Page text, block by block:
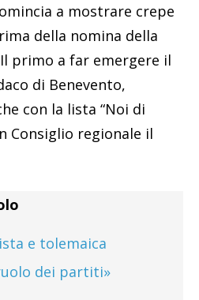
a mostrare crepe
della nomina della
primo a far emergere il
di Benevento,
con la lista “Noi di
Consiglio regionale il
e tolemaica
dei partiti»